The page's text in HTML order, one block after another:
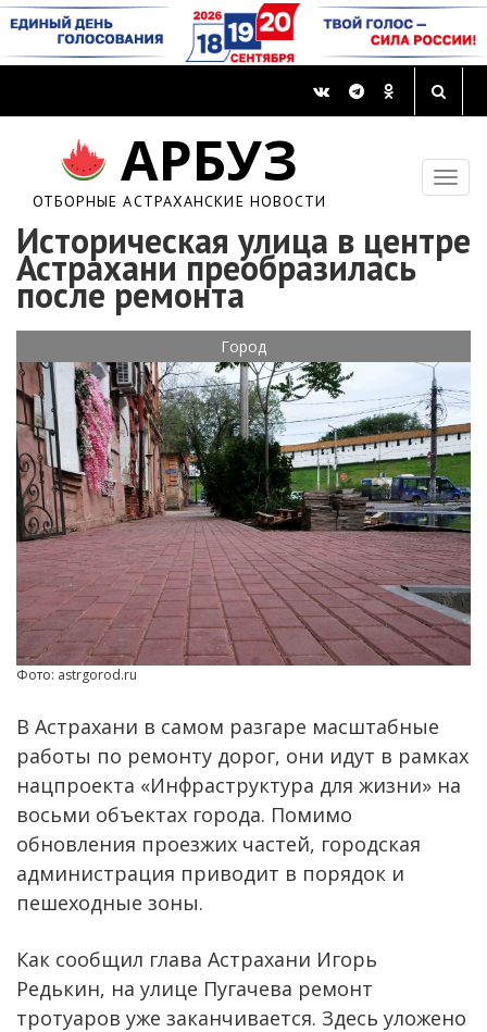
АРБУЗ
ОТБОРНЫЕ АСТРАХАНСКИЕ НОВОСТИ
Историческая улица в центре
Астрахани преобразилась
после ремонта
Город
Фото: astrgorod.ru
В Астрахани в самом разгаре масштабные
работы по ремонту дорог, они идут в рамках
нацпроекта «Инфраструктура для жизни» на
восьми объектах города. Помимо
обновления проезжих частей, городская
администрация приводит в порядок и
пешеходные зоны.
Как сообщил глава Астрахани Игорь
Редькин, на улице Пугачева ремонт
тротуаров уже заканчивается. Здесь уложено